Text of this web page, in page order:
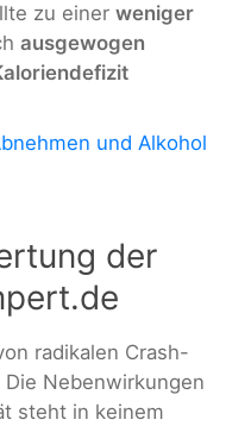
zu einer weniger
ausgewogen
und Alkohol
der
radikalen Crash-
Die Nebenwirkungen
steht in keinem